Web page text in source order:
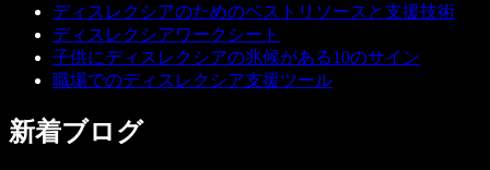
ディスレクシアのためのベストリソースと支援技術
ディスレクシアワークシート
子供にディスレクシアの兆候がある10のサイン
職場でのディスレクシア支援ツール
新着ブログ